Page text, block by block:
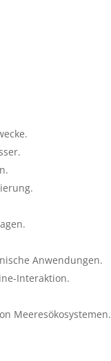
Anwendungen.
Interaktion.
Meeresökosystemen.